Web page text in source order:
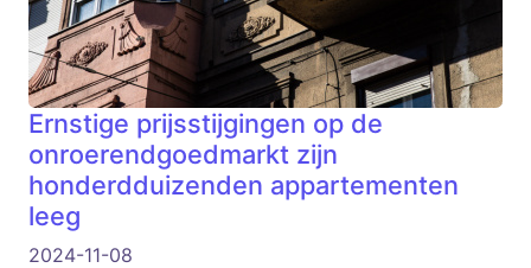
Ernstige prijsstijgingen op de
onroerendgoedmarkt zijn
honderdduizenden appartementen
leeg
2024-11-08